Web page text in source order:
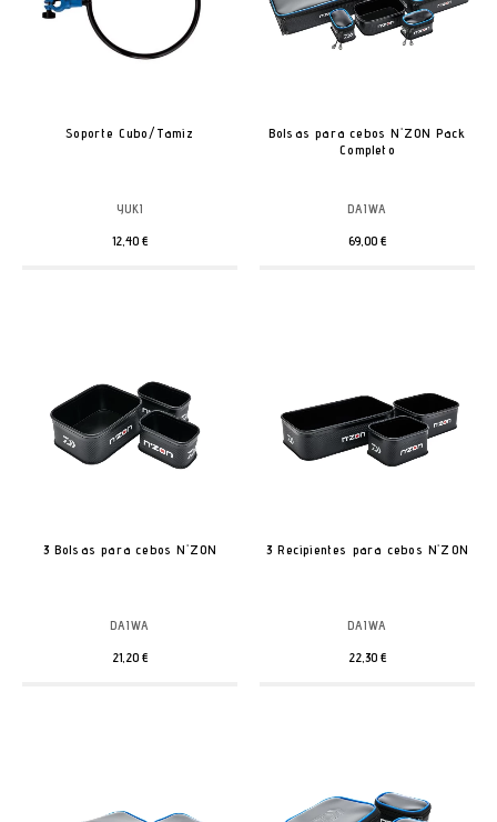
Soporte Cubo/Tamiz
YUKI
12,40 €
Bolsas para cebos N'ZON Pack
Completo
DAIWA
69,00 €
3 Bolsas para cebos N'ZON
DAIWA
21,20 €
3 Recipientes para cebos N'ZON
DAIWA
22,30 €